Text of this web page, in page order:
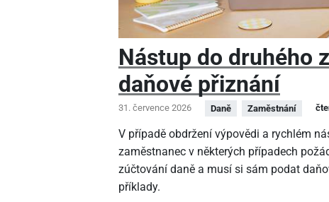
Nástup do druhého
daňové přiznání
31. července 2026 Daně Zaměstnání
V případě obdržení výpovědi a rychlém
zaměstnanec v některých případech
zúčtování daně a musí si sám podat
příklady.